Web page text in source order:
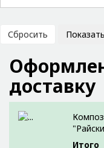
Сбросить Показать
доставку
Итого